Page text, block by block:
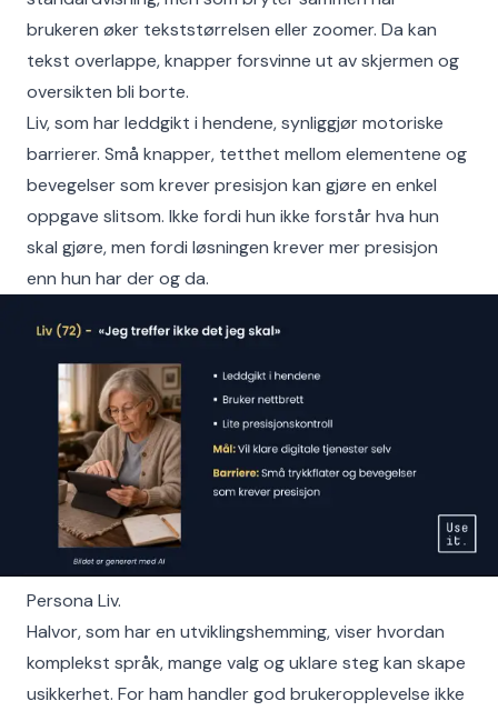
brukeren øker tekststørrelsen eller zoomer. Da kan
tekst overlappe, knapper forsvinne ut av skjermen og
oversikten bli borte.
Liv, som har leddgikt i hendene, synliggjør motoriske
barrierer. Små knapper, tetthet mellom elementene og
bevegelser som krever presisjon kan gjøre en enkel
oppgave slitsom. Ikke fordi hun ikke forstår hva hun
skal gjøre, men fordi løsningen krever mer presisjon
enn hun har der og da.
Persona Liv.
Halvor, som har en utviklingshemming, viser hvordan
komplekst språk, mange valg og uklare steg kan skape
usikkerhet. For ham handler god brukeropplevelse ikke